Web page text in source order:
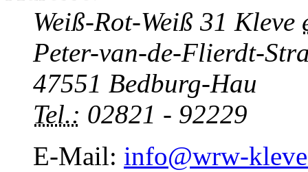
Weiß-Rot-Weiß 31 Kleve
Peter-van-de-Flierdt-
47551 Bedburg-Hau
Tel.: 02821 - 92229
E-Mail: info@wrw-